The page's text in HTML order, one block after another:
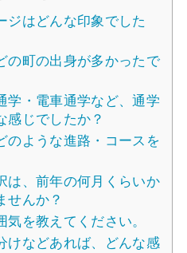
ジはどんな印象でした
の町の出身が多かったで
学・電車通学など、通学
感じでしたか？
のような進路・コースを
は、前年の何月くらいか
せんか？
を教えてください。
けなどあれば、どんな感